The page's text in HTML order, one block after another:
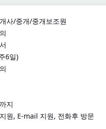
사/중개/중개보조원
6일)
지
원, E-mail 지원, 전화후 방문